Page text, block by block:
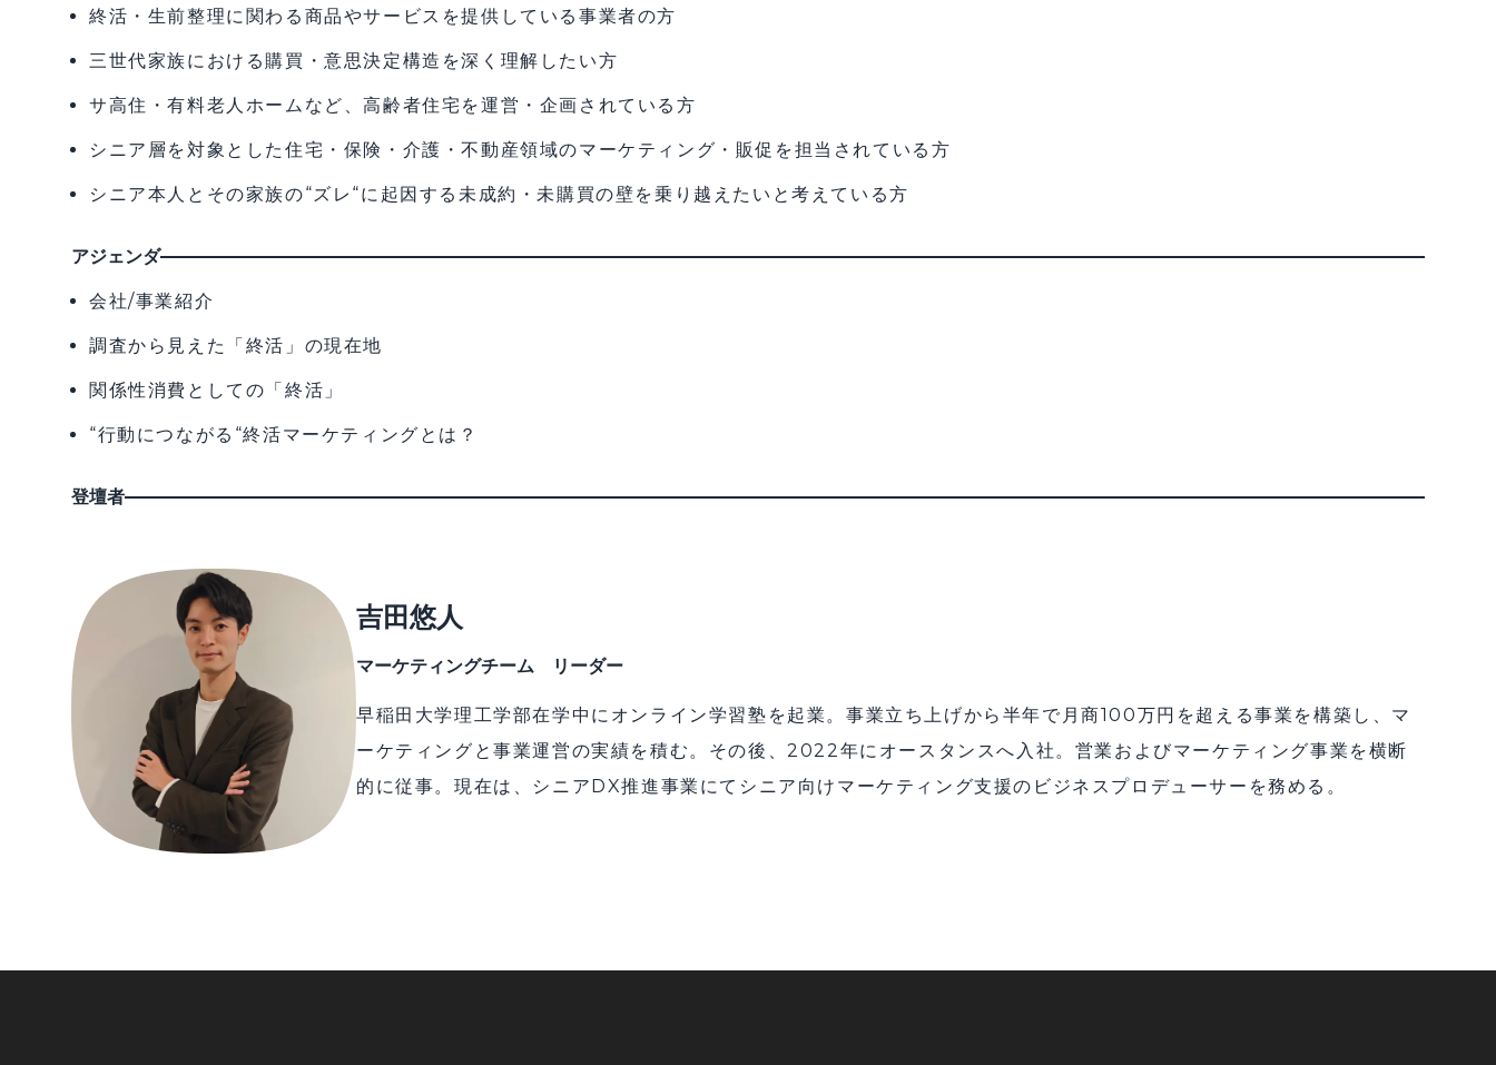
終活・生前整理に関わる商品やサービスを提供している事業者の方
三世代家族における購買・意思決定構造を深く理解したい方
サ高住・有料老人ホームなど、高齢者住宅を運営・企画されている方
シニア層を対象とした住宅・保険・介護・不動産領域のマーケティング・販促を担当されている方
シニア本人とその家族の“ズレ“に起因する未成約・未購買の壁を乗り越えたいと考えている方
アジェンダ
会社/事業紹介
調査から見えた「終活」の現在地
関係性消費としての「終活」
“行動につながる“終活マーケティングとは？
登壇者
吉田悠人
マーケティングチーム リーダー
早稲田大学理工学部在学中にオンライン学習塾を起業。事業立ち上げから半年で月商100万円を超える事業を構築し、マ
ーケティングと事業運営の実績を積む。その後、2022年にオースタンスへ入社。営業およびマーケティング事業を横断
的に従事。現在は、シニアDX推進事業にてシニア向けマーケティング支援のビジネスプロデューサーを務める。